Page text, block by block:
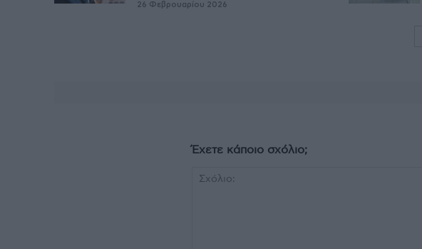
26 Φεβρουαρίου 2026
Έχετε κάποιο σχόλιο;